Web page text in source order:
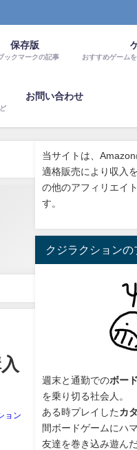
保存版
ックマークの記事 おすすめゲーム
お問い合わせ
ョン
当サイトは、Amazon
適格販売により収入
の他のアフィリエイ
す。
クジラクション
週末と通勤でのボー
を乗り切る社会人。
ある時プレイした カ
間ボードゲームにハ
友達を巻き込み遊ん